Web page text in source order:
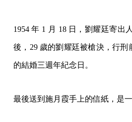
1954 年 1 月 18 日，劉耀廷寄出
後，29 歲的劉耀廷被槍決，行刑
的結婚三週年紀念日。
最後送到施月霞手上的信紙，是